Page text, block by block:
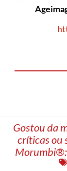
Gostou da
críticas ou
Morumbi®: